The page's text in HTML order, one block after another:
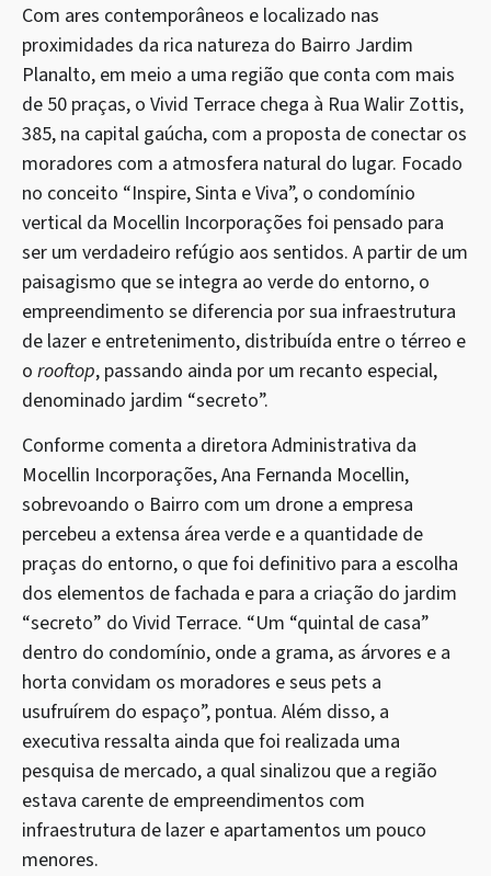
Com ares contemporâneos e localizado nas
proximidades da rica natureza do Bairro Jardim
Planalto, em meio a uma região que conta com mais
de 50 praças, o Vivid Terrace chega à Rua Walir Zottis,
385, na capital gaúcha, com a proposta de conectar os
moradores com a atmosfera natural do lugar. Focado
no conceito “Inspire, Sinta e Viva”, o condomínio
vertical da Mocellin Incorporações foi pensado para
ser um verdadeiro refúgio aos sentidos. A partir de um
paisagismo que se integra ao verde do entorno, o
empreendimento se diferencia por sua infraestrutura
de lazer e entretenimento, distribuída entre o térreo e
o rooftop, passando ainda por um recanto especial,
denominado jardim “secreto”.
Conforme comenta a diretora Administrativa da
Mocellin Incorporações, Ana Fernanda Mocellin,
sobrevoando o Bairro com um drone a empresa
percebeu a extensa área verde e a quantidade de
praças do entorno, o que foi definitivo para a escolha
dos elementos de fachada e para a criação do jardim
“secreto” do Vivid Terrace. “Um “quintal de casa”
dentro do condomínio, onde a grama, as árvores e a
horta convidam os moradores e seus pets a
usufruírem do espaço”, pontua. Além disso, a
executiva ressalta ainda que foi realizada uma
pesquisa de mercado, a qual sinalizou que a região
estava carente de empreendimentos com
infraestrutura de lazer e apartamentos um pouco
menores.